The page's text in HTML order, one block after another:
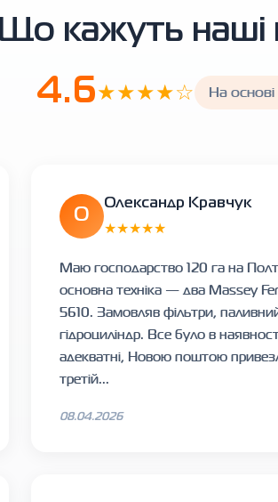
Що кажуть наші
4.6★★★★☆ На основі
О
Олександр Кравчук
★★★★★
Маю господарство 120 га на
основна техніка — два Massey
5610. Замовляв фільтри,
гідроциліндр. Все було в
адекватні, Новою поштою
третій...
08.04.2026